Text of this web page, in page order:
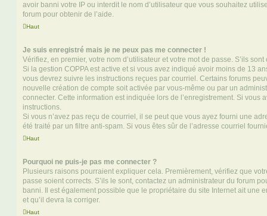
avoir banni votre IP ou interdit le nom d’utilisateur que vous souhaitez
forum pour obtenir de l’aide.
Haut
Je suis enregistré mais je ne peux pas me connecter !
Vérifiez, en premier, votre nom d’utilisateur et votre mot de passe. S’ils
Si la gestion COPPA est active et si vous avez indiqué avoir moins de 13
vous devrez suivre les instructions reçues par courriel. Certains forums
nouvelle création de compte soit activée par vous-même ou par un
connecter. Cette information est indiquée lors de l’enregistrement. Si vous
instructions.
Si vous n’avez pas reçu de courriel, il se peut que vous ayez fourni une
été traité par un filtre anti-spam. Si vous êtes sûr de l’adresse courriel
Haut
Pourquoi ne puis-je pas me connecter ?
Plusieurs raisons pourraient expliquer cela. Premièrement, vérifiez que
passe soient corrects. S’ils le sont, contactez un administrateur du forum
banni. Il est également possible que le propriétaire du site Internet ait une
et qu’il devra la corriger.
Haut